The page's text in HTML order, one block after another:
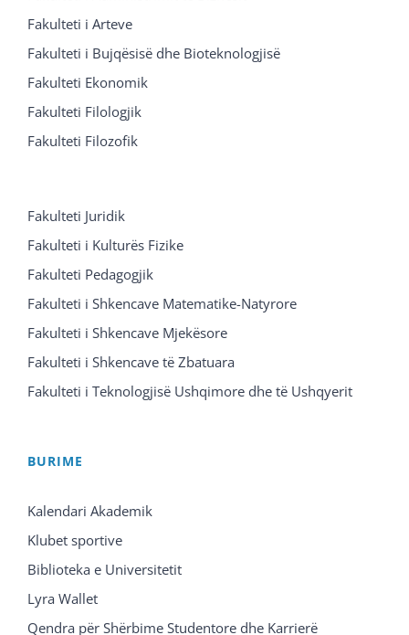
Fakulteti i Arteve
Fakulteti i Bujqësisë dhe Bioteknologjisë
Fakulteti Ekonomik
Fakulteti Filologjik
Fakulteti Filozofik
Fakulteti Juridik
Fakulteti i Kulturës Fizike
Fakulteti Pedagogjik
Fakulteti i Shkencave Matematike-Natyrore
Fakulteti i Shkencave Mjekësore
Fakulteti i Shkencave të Zbatuara
Fakulteti i Teknologjisë Ushqimore dhe të Ushqyerit
BURIME
Kalendari Akademik
Klubet sportive
Biblioteka e Universitetit
Lyra Wallet
Qendra për Shërbime Studentore dhe Karrierë